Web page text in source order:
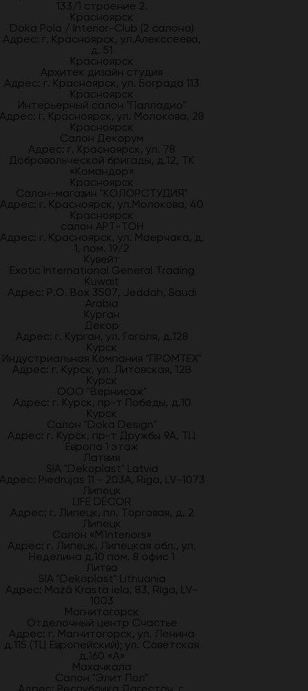
133/1 строение 2.
Красноярск
Doka Pola / Interior-Club (2 салона)
Адрес: г. Красноярск, ул.Алекссеева,
д. 51
Красноярск
Архитек дизайн студия
Адрес: г. Красноярск, ул. Бограда 113
Красноярск
Интерьерный салон "Палладио"
Адрес: г. Красноярск, ул. Молокова, 28
Красноярск
Салон Декорум
Адрес: г. Красноярск, ул. 78
Добровольческой бригады, д.12, ТК
«Командор»
Красноярск
Салон-магазин "КОЛОРСТУДИЯ"
Адрес: г. Красноярск, ул.Молокова, 40
Красноярск
салон АРТ-ТОН
Адрес: г. Красноярск, ул. Маерчака, д.
1, пом. 19/2
Кувейт
Exotic International General Trading
Kuwait
Адрес: P.O. Box 3507, Jeddah, Saudi
Arabia
Курган
Декор
Адрес: г. Курган, ул. Гоголя, д.128
Курск
Индустриальная Компания "ПРОМТЕХ"
Адрес: г. Курск, ул. Литовская, 12В
Курск
ООО "Вернисаж"
Адрес: г. Курск, пр-т Победы, д.10
Курск
Салон "Doka Design"
Адрес: г. Курск, пр-т Дружбы 9А, ТЦ
Европа 1 этаж
Латвия
SIA "Dekoplast" Latvia
Piedrujas 11 - 203A, Riga, LV-1073
Липецк
LIFE DÉCOR
Адрес: г. Липецк, пл. Торговая, д. 2
Липецк
Салон «M`Interiors»
Адрес: г. Липецк, Липецкая обл., ул.
Неделина д.10 пом. 8 офис 1
Литва
SIA "Dekoplast" Lithuania
Адрес: Mazā Krasta iela, 83, Rīga, LV-
1003
Магнитогорск
Отделочный центр Счастье
Адрес: г. Магнитогорск, ул. Ленина
д.115 (ТЦ Европейский); ул. Советская
д.160 «А»
Махачкала
Салон "Элит Пол"